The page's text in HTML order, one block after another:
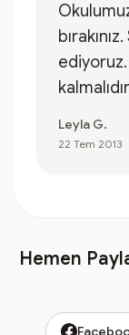
ediyoruz.
Leyla G.
22 Tem 2013
Hemen